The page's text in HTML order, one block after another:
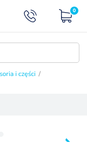
0
i części /